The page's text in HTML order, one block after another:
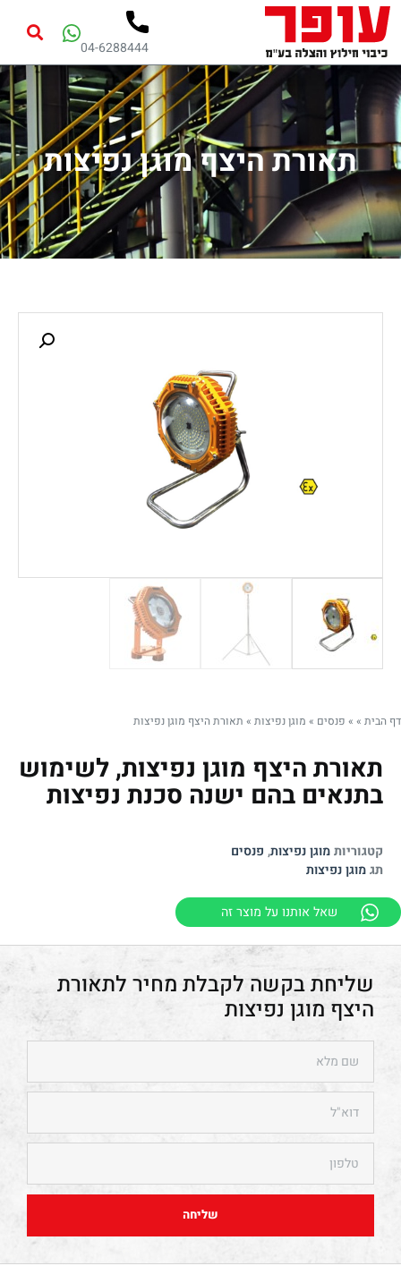
04-6288444
תאורת היצף מוגן נפיצות
דף הבית »
» פנסים » מוגן נפיצות » תאורת היצף מוגן נפיצות
תאורת היצף מוגן נפיצות, לשימוש
בתנאים בהם ישנה סכנת נפיצות
קטגוריותמוגן נפיצות, פנסים
תגמוגן נפיצות
שאל אותנו על מוצר זה
תאורת
היצף מוגן נפיצות
שליחה